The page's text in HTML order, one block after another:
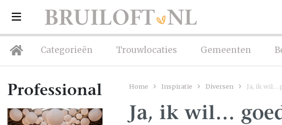
Categorieën Trouwlocaties Gemeenten
Professionals Home Inspiratie Diversen Ja, ik wil…
Ja, ik wil…